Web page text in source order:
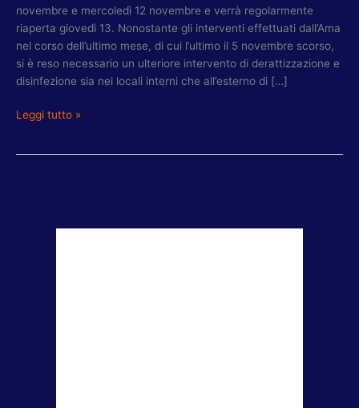
novembre e mercoledì 12 novembre e verrà regolarmente
riaperta giovedì 13. Nonostante gli interventi effettuati dall’Ama
nel corso dell’ultimo mese, di cui l’ultimo il 5 novembre scorso,
si è reso necessario un ulteriore intervento di derattizzazione e
disinfezione sia nei locali interni che all’esterno di […]
Leggi tutto »